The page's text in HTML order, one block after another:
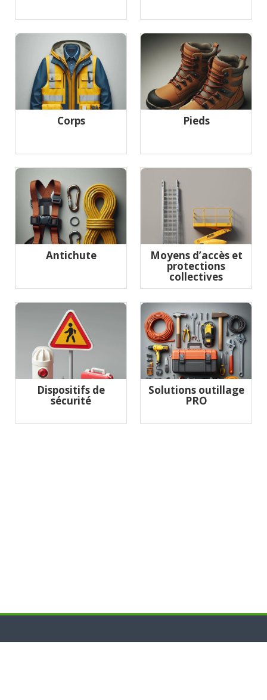
Corps Pieds
Antichute Moyens d’accès et
protections
collectives
Dispositifs de
sécurité
Solutions outillage
PRO